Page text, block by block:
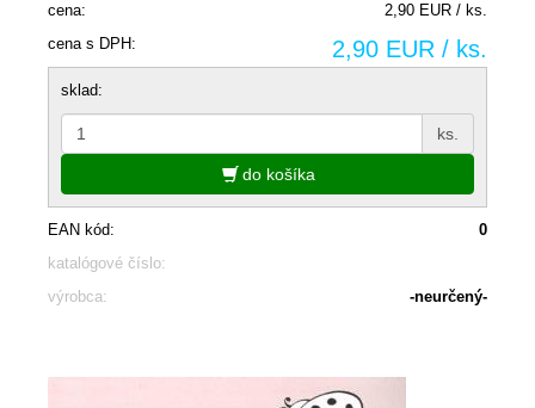
cena:
2,90 EUR / ks.
cena s DPH:
2,90 EUR / ks.
sklad:
ks.
do košíka
EAN kód:
0
katalógové číslo:
výrobca:
-neurčený-